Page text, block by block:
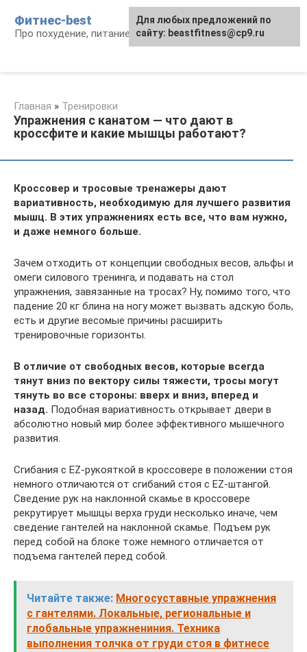
контенту
Фитнес-best
Про похудение, питание и фитнес
Главная » Тренировки
Упражнения с канатом — что дают в
кроссфите и какие мышцы работают?
Кроссовер и тросовые тренажеры дают
вариативность, необходимую для лучшего развития
мышц. В этих упражнениях есть все, что вам нужно,
и даже немного больше.
Зачем отходить от концепции свободных весов, альфы и
омеги силового тренинга, и подавать на стол
упражнения, завязанные на тросах? Ну, помимо того, что
падение 20 кг блина на ногу может вызвать адскую боль,
есть и другие весомые причины расширить
тренировочные горизонты.
В отличие от свободных весов, которые всегда
тянут вниз по вектору силы тяжести, тросы могут
тянуть во все стороны: вверх и вниз, вперед и
назад. Подобная вариативность открывает двери в
абсолютно новый мир более эффективного мышечного
развития.
Сгибания с EZ-рукояткой в кроссовере в положении стоя
немного отличаются от сгибаний стоя с EZ-штангой.
Сведение рук на наклонной скамье в кроссовере
рекрутирует мышцы верха груди несколько иначе, чем
сведение гантелей на наклонной скамье. Подъем рук
перед собой на блоке тоже немного отличается от
подъема гантелей перед собой.
Читайте также: Многосуставные упражнения
с гантелями. Локальные, региональные и
глобальные упражнениния. Техника
выполнения толчка от груди стоя в фитнесе
Для любых предложений по
сайту: beastfitness@cp9.ru